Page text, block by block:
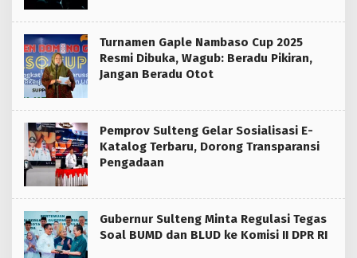
Turnamen Gaple Nambaso Cup 2025
Resmi Dibuka, Wagub: Beradu Pikiran,
Jangan Beradu Otot
Pemprov Sulteng Gelar Sosialisasi E-
Katalog Terbaru, Dorong Transparansi
Pengadaan
Gubernur Sulteng Minta Regulasi Tegas
Soal BUMD dan BLUD ke Komisi II DPR RI